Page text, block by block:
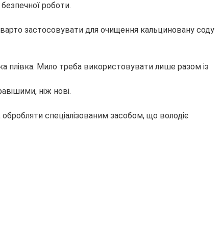
роботи.
застосовувати для очищення кальциновану соду
плівка. Мило треба використовувати лише разом із
ніж нові.
спеціалізованим засобом, що володіє